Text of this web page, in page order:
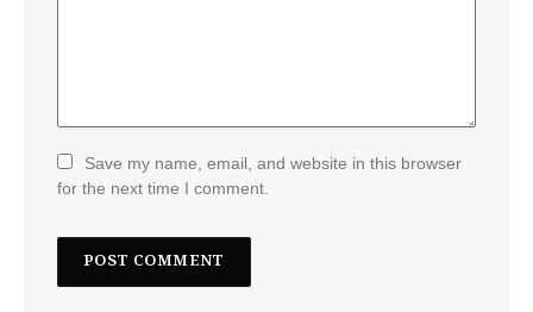
Save my name, email, and website in this browser
for the next time I comment.